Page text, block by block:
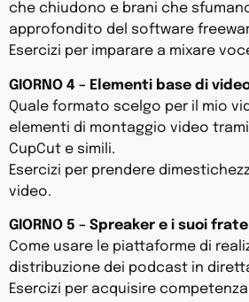
che chiudono e brani che
approfondito del software
Esercizi per imparare a mixare
GIORNO 4 – Elementi base di
Quale formato scelgo per il mio
elementi di montaggio video
CupCut e simili.
Esercizi per prendere
video.
GIORNO 5 – Spreaker e i suoi
Come usare le piattaforme di
distribuzione dei podcast in
Esercizi per acquisire